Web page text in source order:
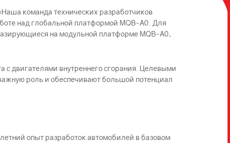
команда технических разработчиков
над глобальной платформой MQB-A0. Для
на модульной платформе MQB-A0,
с двигателями внутреннего сгорания. Целевыми
роль и обеспечивают большой потенциал
опыт разработок автомобилей в базовом